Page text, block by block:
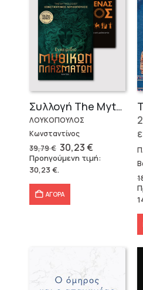
Συλλογή The Mythologist (2 βιβλία)
ΛΟΥΚΟΠΟΥΛΟΣ
Κωνσταντίνος
39,79€ Original
price
was:
39,79 €.
30,23€Η
τρέχουσα
τιμή
Προηγούμενη τιμή:
30,23€.
ΑΓΟΡΑ